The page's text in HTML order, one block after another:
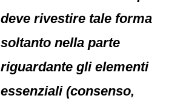
deve rivestire tale forma
soltanto nella parte
riguardante gli elementi
essenziali (consenso,